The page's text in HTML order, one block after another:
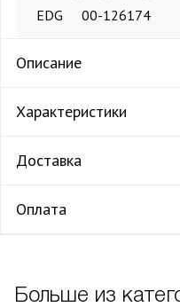
EDG
00-126174
Описание
Характеристики
Доставка
Оплата
Больше из